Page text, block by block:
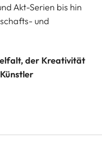
Akt-Serien bis hin
und
der Kreativität